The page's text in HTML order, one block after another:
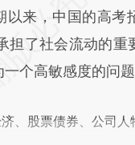
以来，中国的高考
担了社会流动的重
个高敏感度的问题
、股票债券、公司人